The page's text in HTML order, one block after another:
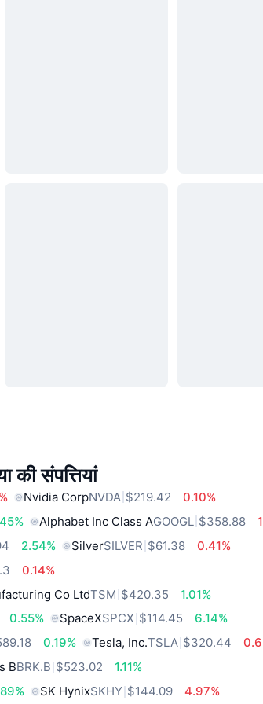
की संपत्तियां
Nvidia CorpNVDA $219.42
0.10%
Alphabet Inc Class AGOOGL $358.88
2.54% SilverSILVER $61.38
0.41%
0.14%
Co LtdTSM $420.35
1.01%
0.55% SpaceXSPCX $114.45
6.14%
0.19% Tesla, Inc.TSLA $320.44
BBRK.B $523.02
1.11%
SK HynixSKHY $144.09 4.97%